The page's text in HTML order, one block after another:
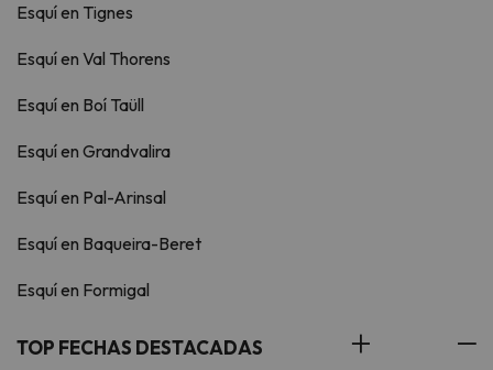
Esquí en Tignes
Esquí en Val Thorens
Esquí en Boí Taüll
Esquí en Grandvalira
Esquí en Pal-Arinsal
Esquí en Baqueira-Beret
Esquí en Formigal
TOP FECHAS DESTACADAS